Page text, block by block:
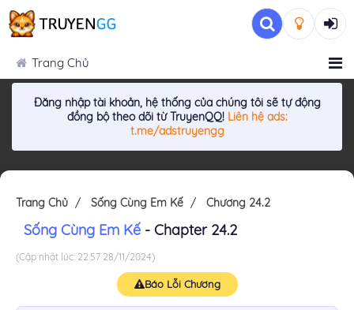
Trang Chủ
Đăng nhập tài khoản, hệ thống của chúng tôi sẽ tự động
đồng bộ theo dõi từ TruyenQQ! Liên hệ ads:
t.me/adstruyengg
Trang Chủ Sống Cùng Em Kế Chương 24.2
Sống Cùng Em Kế - Chapter 24.2
(Cập nhật lúc: 22:57 28/11/2024)
Báo Lỗi Chương